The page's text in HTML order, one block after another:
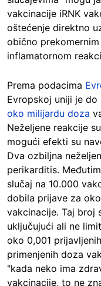
vakcinacije iRNK
oštećenje direktno
obično
inflamatornom
Prema podacima
Evropskoj uniji je
oko milijardu doza
Neželjene reakcije
mogući efekti su
Dva ozbiljna
perikarditis.
slučaj na 10.000
dobila prijave za
vakcinacije. Taj broj
uključujući ali ne
oko 0,001
primenjenih doza
"kada neko ima
vakcinacije, to ne